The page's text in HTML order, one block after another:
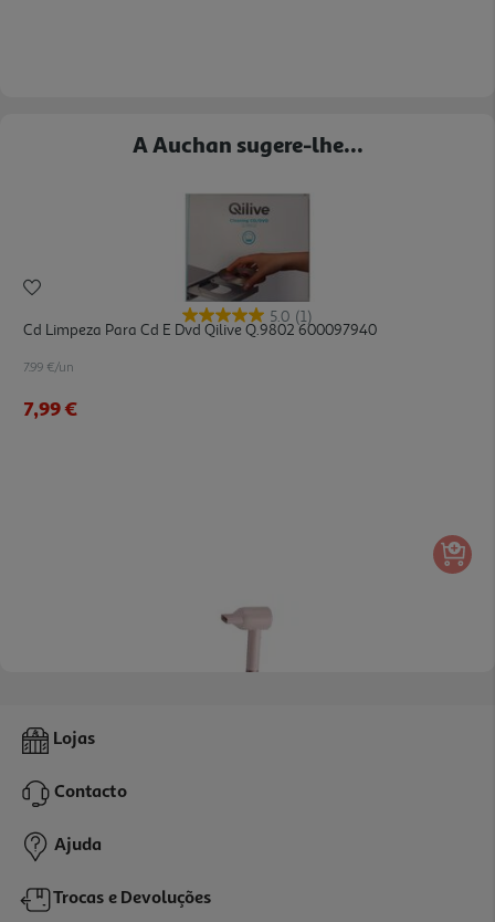
A Auchan sugere-lhe...
5.0 (1)
Cd Limpeza Para Cd E Dvd Qilive Q.9802 600097940
7.99 €/un
7,99 €
Secador De Cabelo Qilive Q.7466 Com Função Iónica 1600 W
44,99 €
Lojas
Contacto
Ajuda
Trocas e Devoluções